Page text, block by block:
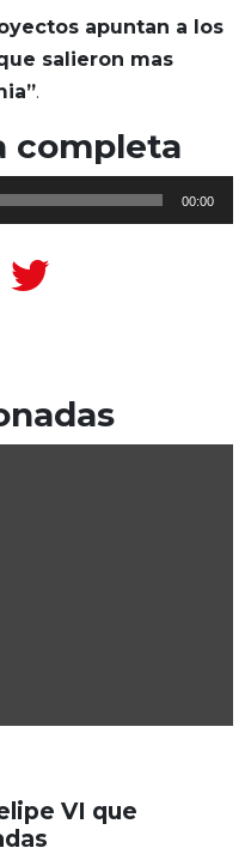
apuntan a los
salieron mas
.
completa
00:00
VI que